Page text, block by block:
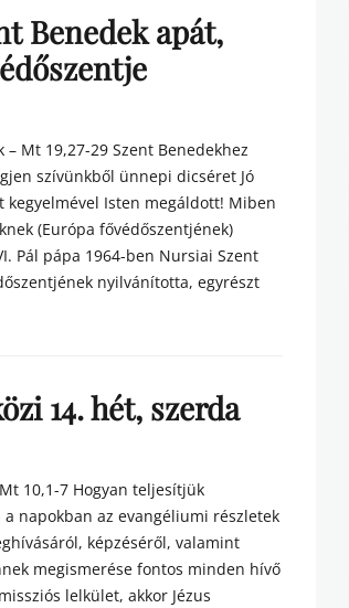
Benedek apát,
– Mt 19,27-29 Szent Benedekhez
szívünkből ünnepi dicséret Jó
kegyelmével Isten megáldott! Miben
(Európa fővédőszentjének)
Pál pápa 1964-ben Nursiai Szent
nyilvánította, egyrészt
14. hét, szerda
10,1-7 Hogyan teljesítjük
a napokban az evangéliumi részletek
képzéséről, valamint
megismerése fontos minden hívő
lelkület, akkor Jézus